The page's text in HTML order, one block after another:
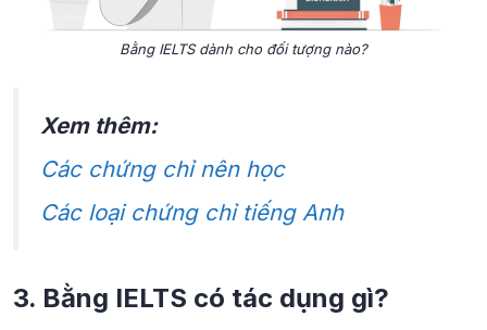
Bằng IELTS dành cho đối tượng nào?
Xem thêm:
Các chứng chỉ nên học
Các loại chứng chỉ tiếng Anh
3. Bằng IELTS có tác dụng gì?